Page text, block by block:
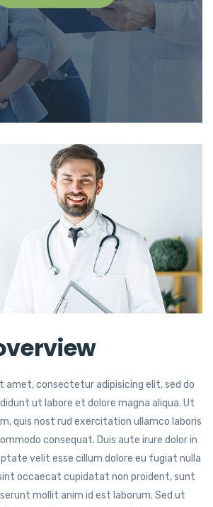
amet, consectetur adipisicing elit, sed do
ut labore et dolore magna aliqua. Ut
quis nost rud exercitation ullamco laboris
consequat. Duis aute irure dolor in
velit esse cillum dolore eu fugiat nulla
occaecat cupidatat non proident, sunt
mollit anim id est laborum. Sed ut